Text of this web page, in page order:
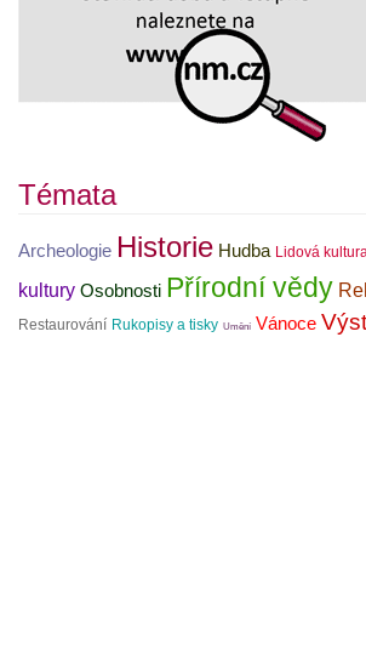
Témata
Archeologie Historie Hudba Lidová
kultury Osobnosti Přírodní vědy
Restaurování Rukopisy a tisky Umění Vánoce